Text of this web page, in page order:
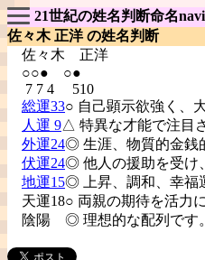
21世紀の姓名判断命名navi
佐々木 正洋 の姓名判断
佐々木 正洋
○○● ○●
7 7 4 510
総運33○ 自己顕示欲強く、
人運 9△ 特異な才能で注目
外運24◎ 生涯、物質的金銭
伏運24◎ 他人の援助を受け
地運15◎ 上昇、調和、幸福
天運18○ 両親の期待を活力
陰陽 ◎ 理想的な配列です。